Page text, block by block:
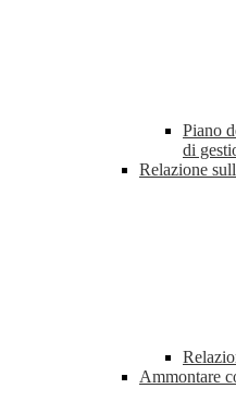
Piano
di
Relazione
Ammontare